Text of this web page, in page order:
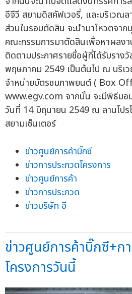
อีจีวี สยามดิสคัฟเวอรี่, และบริเวณ
ส่วนในรอบตัดสิน จะนำมาโหวตจาก
คณะกรรมการมาตัดสินเพื่อหาผลงา
ติดตามประกาศรายชื่อผู้ที่ได้รับราง
พฤษภาคม 2549 เป็นต้นไป ณ บริเ
จำหน่ายบัตรชมภาพยนต์ ( Box
www.egv.com จากนั้น จะมีพิธีมอ
วันที่ 14 มิถุนายน 2549 ณ ลานโปร
สยามเซ็นเตอร์
ข่าวศูนย์การค้าบิ๊กซี
ข่าวการประกวดโครงการ
ข่าวศูนย์การค้า
ข่าวการประกวด
ข่าวบริษัท อี
ข่าวศูนย์การค้าบิ๊กซี+ก
โครงการวันนี้